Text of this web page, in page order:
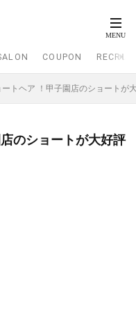
COUPON
ートヘア ！甲子園店のショートが
のショートが大好評